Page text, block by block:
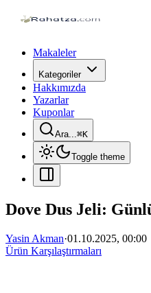
Makaleler
Kategoriler
Hakkımızda
Yazarlar
Kuponlar
Ara...⌘K
Toggle theme
Dove Dus Jeli:
Yasin Akman·01.10.2025, 00:00
Ürün Karşılaştırmaları